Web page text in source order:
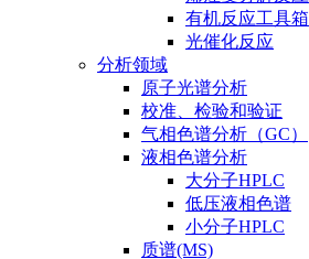
有机反应工具箱
光催化反应
分析领域
原子光谱分析
校准、检验和验证
气相色谱分析（GC）
液相色谱分析
大分子HPLC
低压液相色谱
小分子HPLC
质谱(MS)